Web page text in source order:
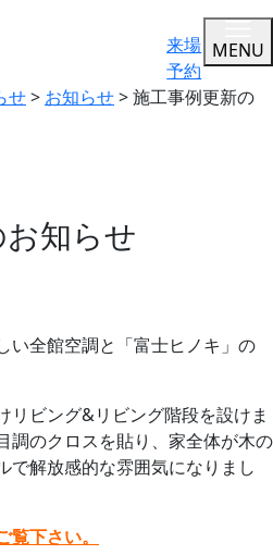
来場
予約
MENU
せ> お知らせ>施工事例更新の
知らせ
い全館空調と「富士ヒノキ」の
リビング&リビング階段を設けま
調のクロスを貼り、家全体が木の
で解放感的な雰囲気になりまし
下さい。